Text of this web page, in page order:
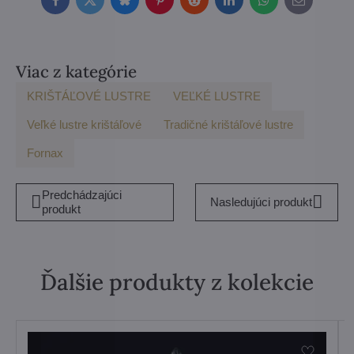
FacebookTwitterBlueskyPinterestRedditLinkedInWhatsApp
E-
mail
Viac z kategórie
KRIŠTÁĽOVÉ LUSTRE VEĽKÉ LUSTRE
Veľké lustre krištáľové Tradičné krištáľové lustre
Fornax
Predchádzajúci
produkt
Nasledujúci produkt
Ďalšie produkty z kolekcie